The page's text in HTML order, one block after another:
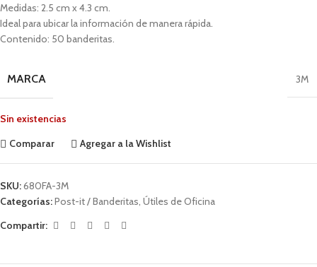
Medidas: 2.5 cm x 4.3 cm.
Ideal para ubicar la información de manera rápida.
Contenido: 50 banderitas.
MARCA 3M
Sin existencias
Comparar
Agregar a la Wishlist
SKU:680FA-3M
Categorías:Post-it / Banderitas, Útiles de Oficina
Compartir: